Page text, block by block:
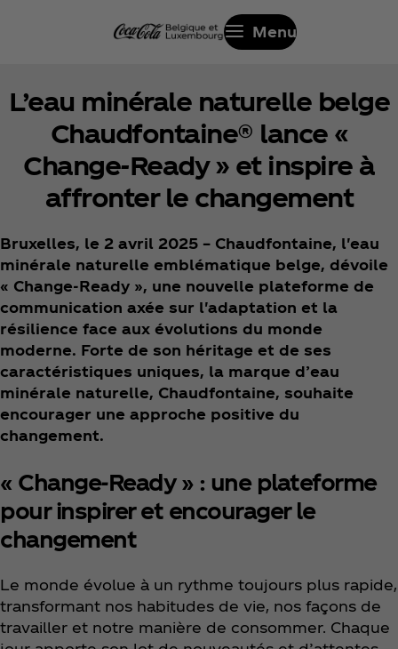
Menu
L’eau minérale naturelle belge
Chaudfontaine® lance «
Change-Ready » et inspire à
affronter le changement
Bruxelles, le 2 avril 2025 – Chaudfontaine, l'eau
minérale naturelle emblématique belge, dévoile
« Change-Ready », une nouvelle plateforme de
communication axée sur l'adaptation et la
résilience face aux évolutions du monde
moderne. Forte de son héritage et de ses
caractéristiques uniques, la marque d’eau
minérale naturelle, Chaudfontaine, souhaite
encourager une approche positive du
changement.
« Change-Ready » : une plateforme
pour inspirer et encourager le
changement
Le monde évolue à un rythme toujours plus rapide,
transformant nos habitudes de vie, nos façons de
travailler et notre manière de consommer. Chaque